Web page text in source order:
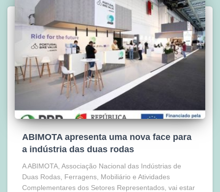
ABIMOTA apresenta uma nova face para
a indústria das duas rodas
A ABIMOTA, Associação Nacional das Indústrias de
Duas Rodas, Ferragens, Mobiliário e Atividades
Complementares dos Setores Representados, vai estar